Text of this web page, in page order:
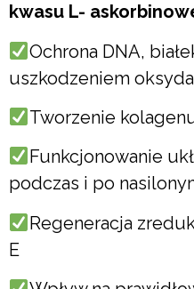
kwasu L-
Ochrona DNA,
uszkodzeniem
Tworzenie
Funkcjonowanie
podczas i po
Regeneracja
E